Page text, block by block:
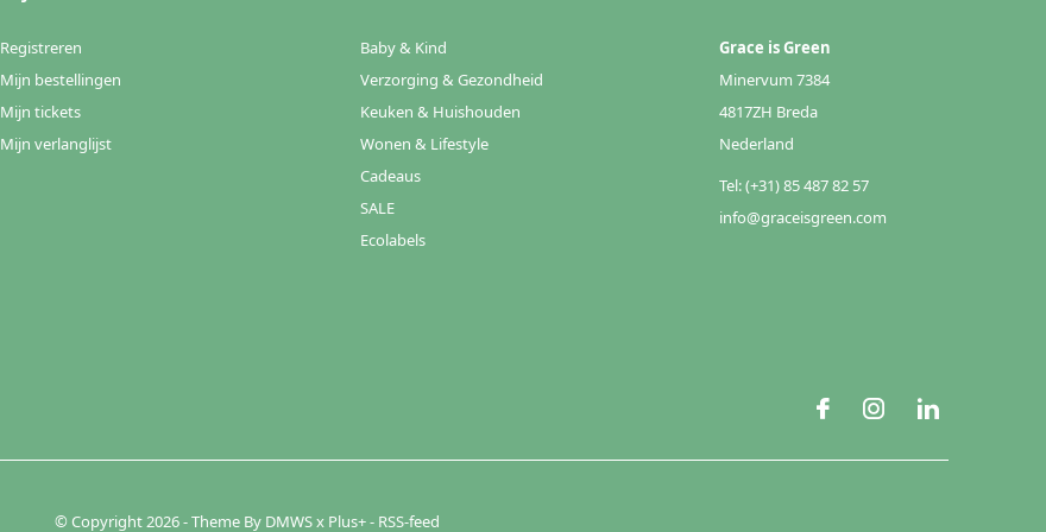
Registreren
Mijn bestellingen
Mijn tickets
Mijn verlanglijst
Baby & Kind
Verzorging & Gezondheid
Keuken & Huishouden
Wonen & Lifestyle
Cadeaus
SALE
Ecolabels
Grace is Green
Minervum 7384
4817ZH Breda
Nederland
Tel: (+31) 85 487 82 57
info@graceisgreen.com
© Copyright2026- Theme By DMWSx Plus+- RSS-feed